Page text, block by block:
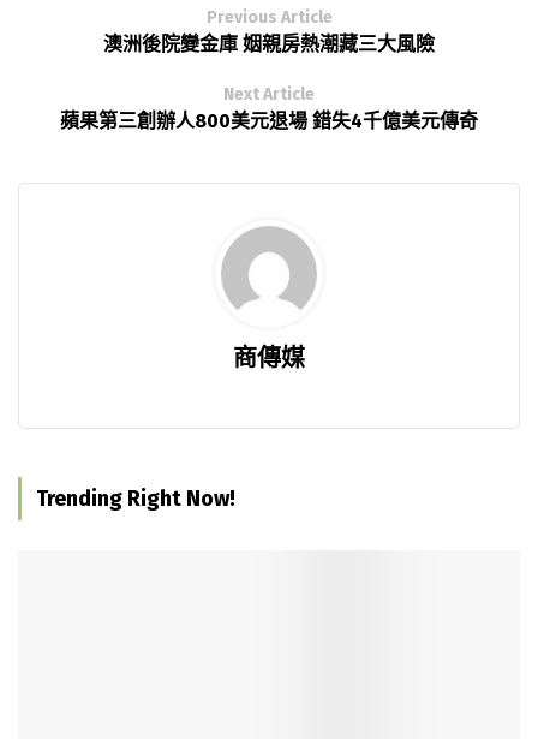
Previous Article
澳洲後院變金庫 姻親房熱潮藏三大風險
Next Article
蘋果第三創辦人800美元退場 錯失4千億美元傳奇
商傳媒
Trending Right Now!